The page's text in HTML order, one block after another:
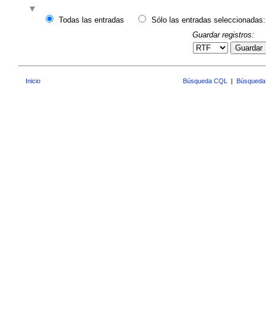
Todas las entradas
Sólo las entradas seleccionadas:
Guardar registros:
Guardar
Inicio Búsqueda CQL